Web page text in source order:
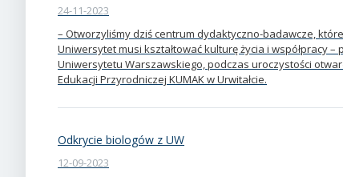
24-11-2023
– Otworzyliśmy dziś centrum dydaktyczno-badawcze,
Uniwersytet musi kształtować kulturę życia i współpracy
Uniwersytetu Warszawskiego, podczas uroczystości
Edukacji Przyrodniczej KUMAK w Urwitałcie.
Odkrycie biologów z UW
12-09-2023